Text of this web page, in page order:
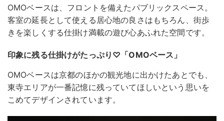
OMOベースは、フロントを備えたパブリックスペース。
客室の延長として使える居心地の良さはもちろん、街歩
きを楽しくする仕掛け満載の遊び心あふれた空間です。
印象に残る仕掛けがたっぷり♡「OMOベース」
OMOベースは京都のほかの観光地に出かけたあとでも、
東寺エリアが一番記憶に残っていてほしいという思いを
こめてデザインされています。